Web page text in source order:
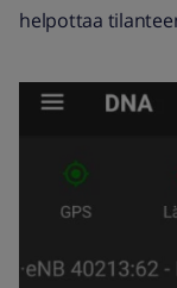
helpottaa